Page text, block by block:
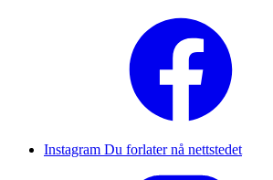
Instagram Du forlater nå nettstedet